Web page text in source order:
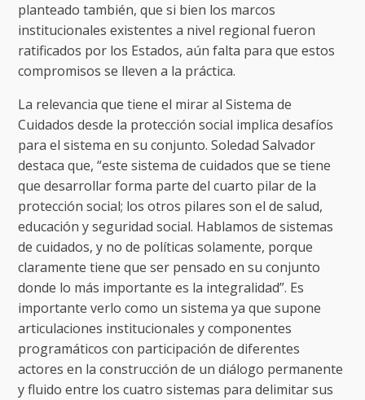
planteado también, que si bien los marcos
institucionales existentes a nivel regional fueron
ratificados por los Estados, aún falta para que estos
compromisos se lleven a la práctica.
La relevancia que tiene el mirar al Sistema de
Cuidados desde la protección social implica desafíos
para el sistema en su conjunto. Soledad Salvador
destaca que, “este sistema de cuidados que se tiene
que desarrollar forma parte del cuarto pilar de la
protección social; los otros pilares son el de salud,
educación y seguridad social. Hablamos de sistemas
de cuidados, y no de políticas solamente, porque
claramente tiene que ser pensado en su conjunto
donde lo más importante es la integralidad”. Es
importante verlo como un sistema ya que supone
articulaciones institucionales y componentes
programáticos con participación de diferentes
actores en la construcción de un diálogo permanente
y fluido entre los cuatro sistemas para delimitar sus